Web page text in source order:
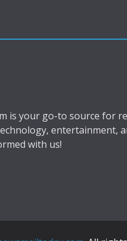
is your go-to source for
entertainment,
with us!